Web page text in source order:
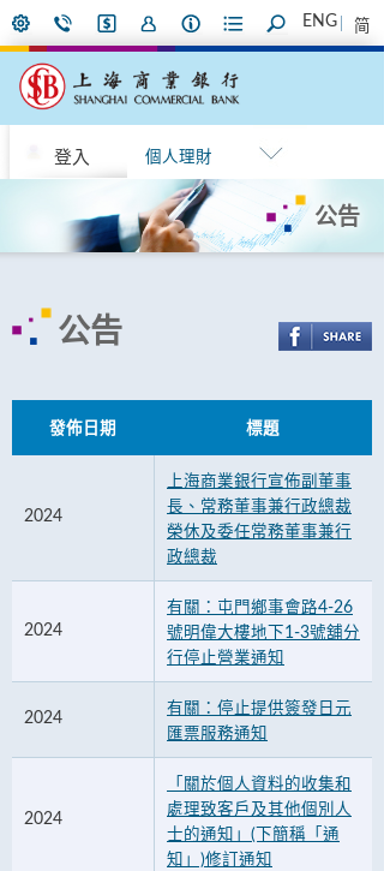
ENG 简
登入 個人理財
公告
公告
發佈日期 標題
2024
上海商業銀行宣佈副董事
長、常務董事兼行政總裁
榮休及委任常務董事兼行
政總裁
2024
有關：屯門鄉事會路4-26
號明偉大樓地下1-3號舖分
行停止營業通知
2024
有關：停止提供簽發日元
匯票服務通知
2024
「關於個人資料的收集和
處理致客戶及其他個別人
士的通知」(下簡稱「通
知」)修訂通知